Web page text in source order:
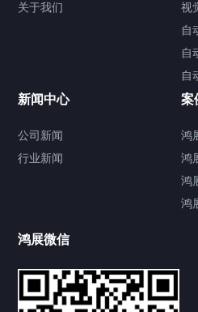
关于我们
视
自
自
自
新闻中心
公司新闻
行业新闻
案
鸿
鸿
鸿
鸿
鸿展微信